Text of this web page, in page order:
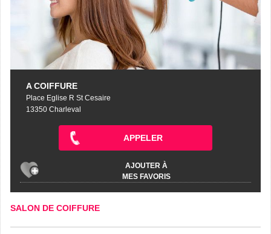
A COIFFURE
Place Eglise R St Cesaire
13350 Charleval
APPELER
AJOUTER À
MES FAVORIS
SALON DE COIFFURE